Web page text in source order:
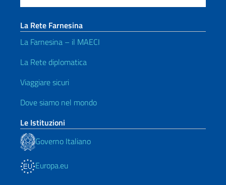
La Rete Farnesina
La Farnesina – il MAECI
La Rete diplomatica
Viaggiare sicuri
Dove siamo nel mondo
Le Istituzioni
Governo Italiano
Europa.eu